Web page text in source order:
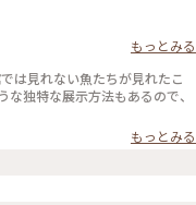
もっとみる
独特な展示方法もあるので、
もっとみる